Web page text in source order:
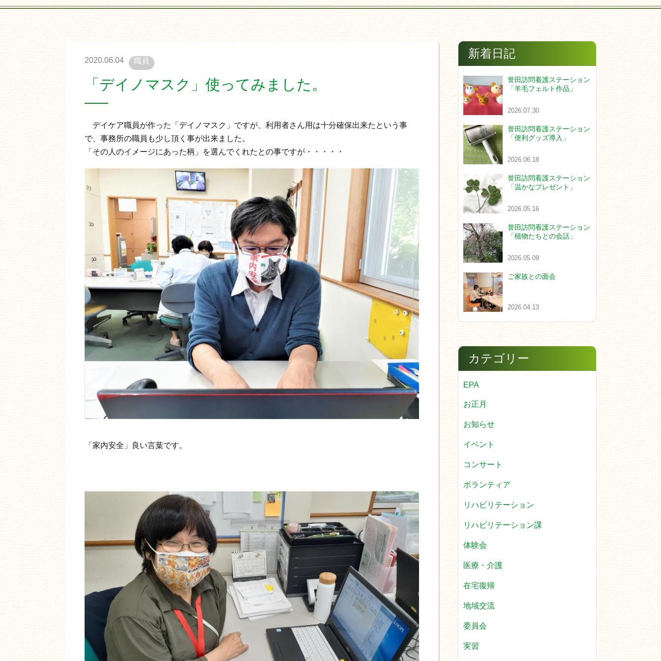
2020.06.04 職員
「デイノマスク」使ってみました。
デイケア職員が作った「デイノマスク」ですが、利用者さん用は十分確保出来たという事
で、事務所の職員も少し頂く事が出来ました。
「その人のイメージにあった柄」を選んでくれたとの事ですが・・・・・
「家内安全」良い言葉です。
新着日記
誉田訪問看護ステーション
「羊毛フェルト作品」
2026.07.30
誉田訪問看護ステーション
「便利グッズ導入」
2026.06.18
誉田訪問看護ステーション
「温かなプレゼント」
2026.05.16
誉田訪問看護ステーション
「植物たちとの会話」
2026.05.09
ご家族との面会
2026.04.13
カテゴリー
EPA
お正月
お知らせ
イベント
コンサート
ボランティア
リハビリテーション
リハビリテーション課
体験会
医療・介護
在宅復帰
地域交流
委員会
実習